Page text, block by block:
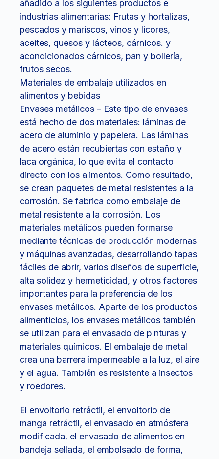
añadido a los siguientes productos e
industrias alimentarias: Frutas y hortalizas,
pescados y mariscos, vinos y licores,
aceites, quesos y lácteos, cárnicos. y
acondicionados cárnicos, pan y bollería,
frutos secos.
Materiales de embalaje utilizados en
alimentos y bebidas
Envases metálicos – Este tipo de envases
está hecho de dos materiales: láminas de
acero de aluminio y papelera. Las láminas
de acero están recubiertas con estaño y
laca orgánica, lo que evita el contacto
directo con los alimentos. Como resultado,
se crean paquetes de metal resistentes a la
corrosión. Se fabrica como embalaje de
metal resistente a la corrosión. Los
materiales metálicos pueden formarse
mediante técnicas de producción modernas
y máquinas avanzadas, desarrollando tapas
fáciles de abrir, varios diseños de superficie,
alta solidez y hermeticidad, y otros factores
importantes para la preferencia de los
envases metálicos. Aparte de los productos
alimenticios, los envases metálicos también
se utilizan para el envasado de pinturas y
materiales químicos. El embalaje de metal
crea una barrera impermeable a la luz, el aire
y el agua. También es resistente a insectos
y roedores.
El envoltorio retráctil, el envoltorio de
manga retráctil, el envasado en atmósfera
modificada, el envasado de alimentos en
bandeja sellada, el embolsado de forma,